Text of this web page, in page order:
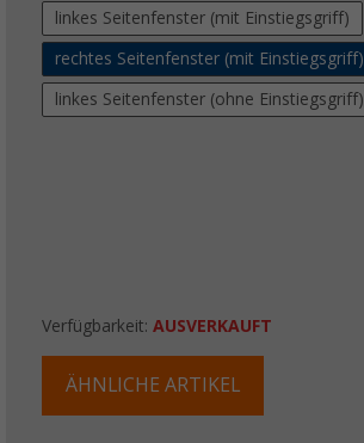
linkes Seitenfenster (mit Einstiegsgriff)
rechtes Seitenfenster (mit Einstiegsgriff)
linkes Seitenfenster (ohne Einstiegsgriff)
Verfügbarkeit: AUSVERKAUFT
ÄHNLICHE ARTIKEL